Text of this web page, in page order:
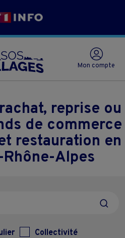
Mon compte
reprise ou
de commerce
restauration en
Alpes
Collectivité